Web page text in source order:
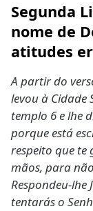
Segunda
nome de
atitudes
A partir do
levou à Cidade
templo 6 e lhe
porque está
respeito que te
mãos, para
Respondeu-lhe
tentarás o